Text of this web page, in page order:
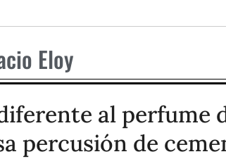
Eloy
al perfume
percusión de